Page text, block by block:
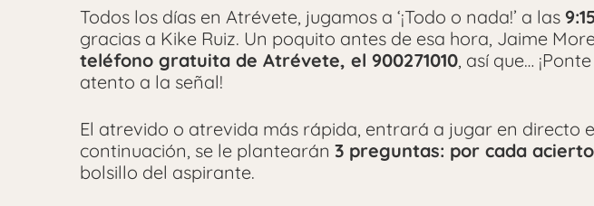
Todos los días en Atrévete, jugamos a ‘¡Todo o nada!’ a las
gracias a Kike Ruiz. Un poquito antes de esa hora, Jaime
teléfono gratuita de Atrévete, el 900271010, así que…
atento a la señal!
El atrevido o atrevida más rápida, entrará a jugar en directo en
continuación, se le plantearán 3 preguntas: por cada
bolsillo del aspirante.